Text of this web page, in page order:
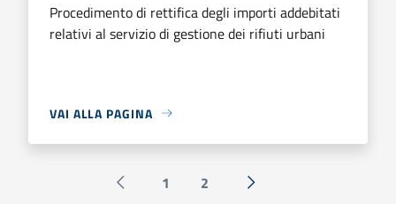
Procedimento di rettifica degli importi addebitati
relativi al servizio di gestione dei rifiuti urbani
VAI ALLA PAGINA
Pagina precedente
1 2 Successiva »